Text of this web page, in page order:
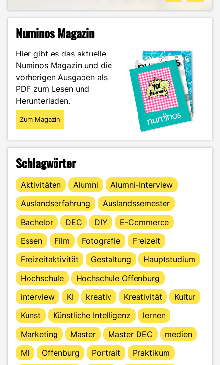
Numinos Magazin
Hier gibt es das aktuelle
Numinos Magazin und die
vorherigen Ausgaben als
PDF zum Lesen und
Herunterladen.
Zum Magazin
Schlagwörter
Aktivitäten Alumni
Alumni-Interview
Auslandserfahrung
Auslandssemester
Bachelor
DEC DIY
E-Commerce
Essen
Film Fotografie
Freizeit
Freizeitaktivität
Gestaltung
Hauptstudium
Hochschule
Hochschule Offenburg
interview
KI kreativ Kreativität
Kultur
Kunst
Künstliche Intelligenz
lernen
Marketing
Master Master DEC
medien
MI
Offenburg Portrait
Praktikum